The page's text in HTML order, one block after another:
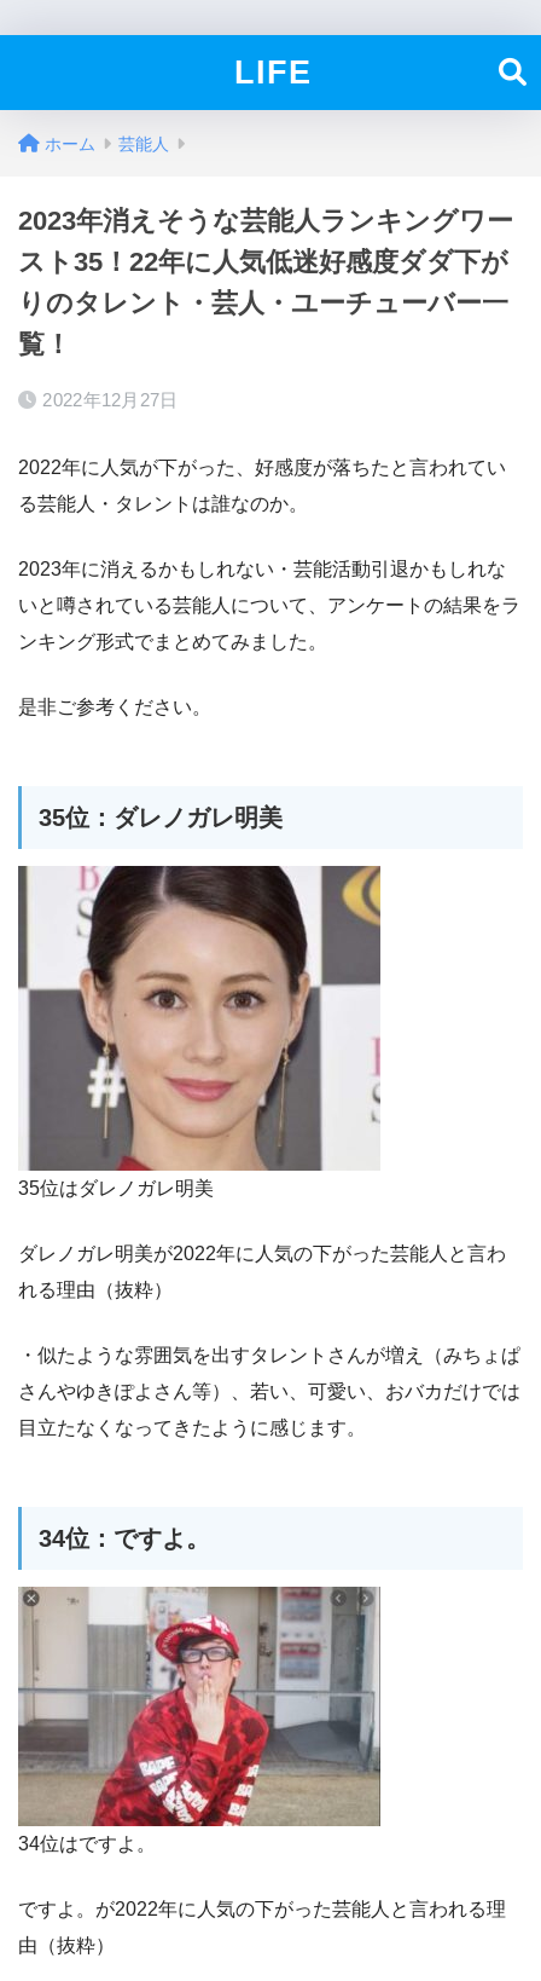
LIFE
ホーム 芸能人
2023年消えそうな芸能人ランキングワー
スト35！22年に人気低迷好感度ダダ下が
りのタレント・芸人・ユーチューバー一
覧！
2022年12月27日
2022年に人気が下がった、好感度が落ちたと言われてい
る芸能人・タレントは誰なのか。
2023年に消えるかもしれない・芸能活動引退かもしれな
いと噂されている芸能人について、アンケートの結果をラ
ンキング形式でまとめてみました。
是非ご参考ください。
35位：ダレノガレ明美
35位はダレノガレ明美
ダレノガレ明美が2022年に人気の下がった芸能人と言わ
れる理由（抜粋）
・似たような雰囲気を出すタレントさんが増え（みちょぱ
さんやゆきぽよさん等）、若い、可愛い、おバカだけでは
目立たなくなってきたように感じます。
34位：ですよ。
34位はですよ。
ですよ。が2022年に人気の下がった芸能人と言われる理
由（抜粋）